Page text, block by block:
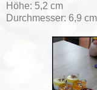
Höhe: 5,2 cm
Durchmesser: 6,9 cm